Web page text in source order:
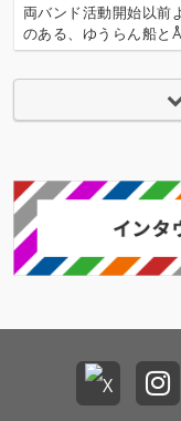
両バンド活動開始以前
のある、ゆうらん船と
よる共作スプリットEP
her day,』が、いよい
6年7月8日(水)にリリ
る。 EP収録楽曲「